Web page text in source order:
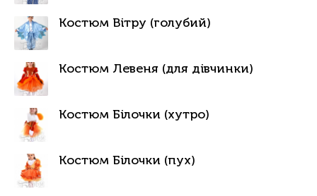
Костюм Вітру (голубий)
Костюм Левеня (для дівчинки)
Костюм Білочки (хутро)
Костюм Білочки (пух)